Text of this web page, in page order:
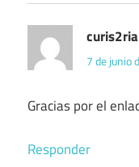
curis2ria
7 de junio
Gracias por el
Responder